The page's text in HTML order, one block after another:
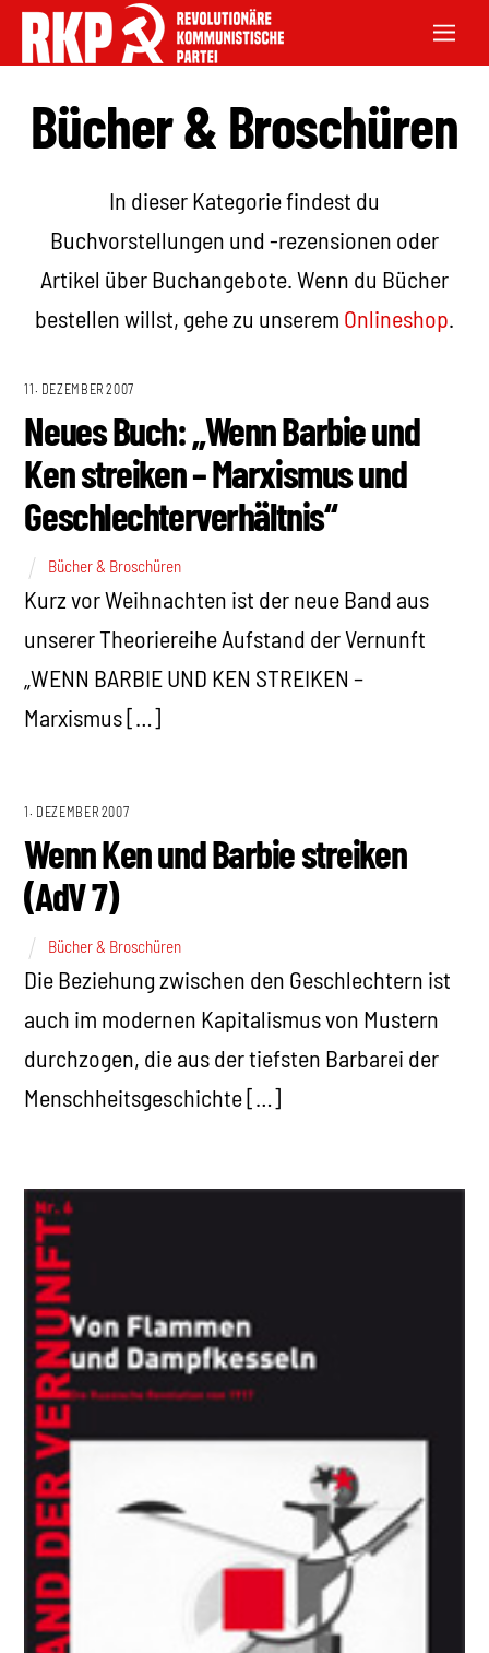
Bücher & Broschüren
In dieser Kategorie findest du
Buchvorstellungen und -rezensionen oder
Artikel über Buchangebote. Wenn du Bücher
bestellen willst, gehe zu unserem Onlineshop.
11. DEZEMBER 2007
Neues Buch: „Wenn Barbie und
Ken streiken – Marxismus und
Geschlechterverhältnis“
Bücher & Broschüren
Kurz vor Weihnachten ist der neue Band aus
unserer Theoriereihe Aufstand der Vernunft
„WENN BARBIE UND KEN STREIKEN –
Marxismus […]
1. DEZEMBER 2007
Wenn Ken und Barbie streiken
(AdV 7)
Bücher & Broschüren
Die Beziehung zwischen den Geschlechtern ist
auch im modernen Kapitalismus von Mustern
durchzogen, die aus der tiefsten Barbarei der
Menschheitsgeschichte […]